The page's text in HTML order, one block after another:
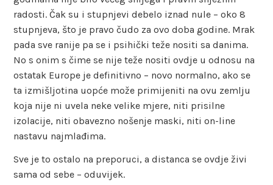
radosti. Čak su i stupnjevi debelo iznad nule – oko 8
stupnjeva, što je pravo čudo za ovo doba godine. Mrak
pada sve ranije pa se i psihički teže nositi sa danima.
No s onim s čime se nije teže nositi ovdje u odnosu na
ostatak Europe je definitivno – novo normalno, ako se
ta izmišljotina uopće može primijeniti na ovu zemlju
koja nije ni uvela neke velike mjere, niti prisilne
izolacije, niti obavezno nošenje maski, niti on-line
nastavu najmlađima.
Sve je to ostalo na preporuci, a distanca se ovdje živi
sama od sebe – oduvijek.